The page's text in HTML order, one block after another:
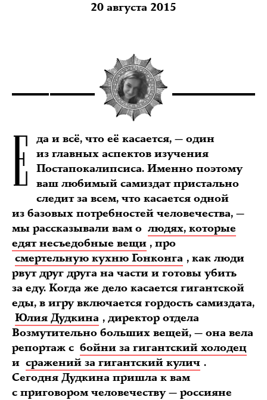
20 августа 2015
Е
да и всё, что её касается, — один
из главных аспектов изучения
Постапокалипсиса. Именно поэтому
ваш любимый самиздат пристально
следит за всем, что касается одной
из базовых потребностей человечества, —
мы рассказывали вам о людях, которые
едят несъедобные вещи , про
смертельную кухню Гонконга , как люди
рвут друг друга на части и готовы убить
за еду. Когда же дело касается гигантской
еды, в игру включается гордость самиздата,
Юлия Дудкина , директор отдела
Возмутительно больших вещей, — она вела
репортаж с бойни за гигантский холодец
и сражений за гигантский кулич .
Сегодня Дудкина пришла к вам
с приговором человечеству — россияне